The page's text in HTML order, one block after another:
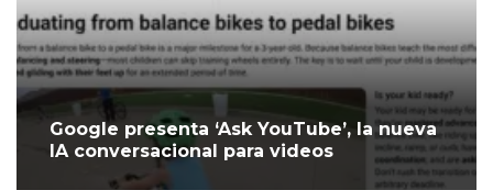
Google presenta ‘Ask YouTube’, la nueva
IA conversacional para videos